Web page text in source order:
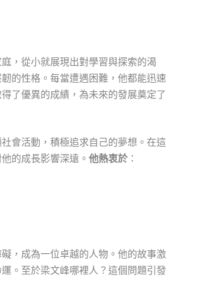
，從小就展現出對學習與探索的渴
的性格。每當遭遇困難，他都能迅速
了優異的成績，為未來的發展奠定了
會活動，積極追求自己的夢想。在這
的成長影響深遠。 他熱衷於：
，成為一位卓越的人物。他的故事激
。至於梁文峰哪裡人？這個問題引發